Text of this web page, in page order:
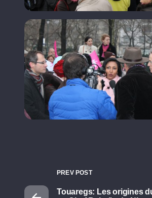
PREV POST
Touaregs: Les origines